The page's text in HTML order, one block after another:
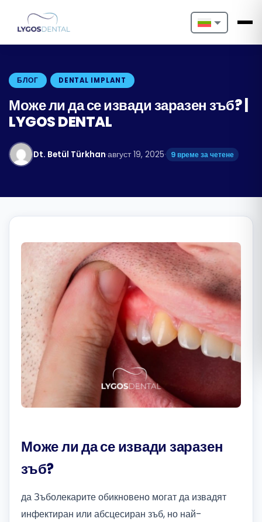
Nederlands
Français
Português
Български
Română
Русский
БЛОГ DENTAL IMPLANT
Може ли да се извади заразен зъб? |
LYGOS DENTAL
Dt. Betül Türkhan·август 19, 2025· 9 време за четене
Може ли да се извади заразен
зъб?
да Зъболекарите обикновено могат да извадят
инфектиран или абсцесиран зъб, но най-